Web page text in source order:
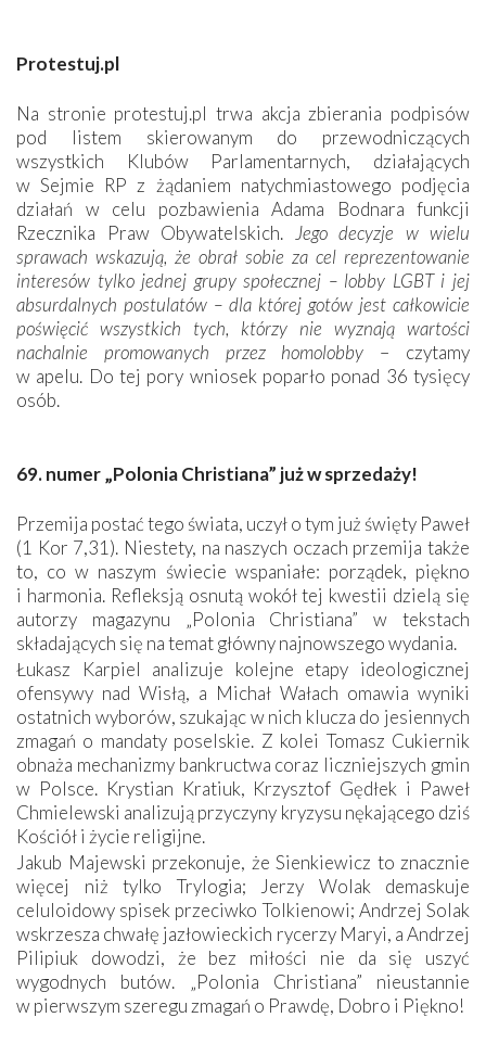
Protestuj.pl
Na stronie protestuj.pl trwa akcja zbierania podpisów
pod listem skierowanym do przewodniczących
wszystkich Klubów Parlamentarnych, działających
w Sejmie RP z żądaniem natychmiastowego podjęcia
działań w celu pozbawienia Adama Bodnara funkcji
Rzecznika Praw Obywatelskich.
Jego decyzje w wielu
sprawach wskazują, że obrał sobie za cel reprezentowanie
interesów tylko jednej grupy społecznej – lobby LGBT i jej
absurdalnych postulatów – dla której gotów jest całkowicie
poświęcić wszystkich tych, którzy nie wyznają wartości
nachalnie promowanych przez homolobby – czytamy
w apelu. Do tej pory wniosek poparło ponad 36 tysięcy
osób.
69. numer „Polonia Christiana” już w sprzedaży!
Przemija postać tego świata, uczył o tym już święty Paweł
(1 Kor 7,31). Niestety, na naszych oczach przemija także
to, co w naszym świecie wspaniałe: porządek, piękno
i harmonia. Refleksją osnutą wokół tej kwestii dzielą się
autorzy magazynu „Polonia Christiana” w tekstach
składających się na temat główny najnowszego wydania.
Łukasz Karpiel analizuje kolejne etapy ideologicznej
ofensywy nad Wisłą, a Michał Wałach omawia wyniki
ostatnich wyborów, szukając w nich klucza do jesiennych
zmagań o mandaty poselskie. Z kolei Tomasz Cukiernik
obnaża mechanizmy bankructwa coraz liczniejszych gmin
w Polsce. Krystian Kratiuk, Krzysztof Gędłek i Paweł
Chmielewski analizują przyczyny kryzysu nękającego dziś
Kościół i życie religijne.
Jakub Majewski przekonuje, że Sienkiewicz to znacznie
więcej niż tylko Trylogia; Jerzy Wolak demaskuje
celuloidowy spisek przeciwko Tolkienowi; Andrzej Solak
wskrzesza chwałę jazłowieckich rycerzy Maryi, a Andrzej
Pilipiuk dowodzi, że bez miłości nie da się uszyć
wygodnych butów. „Polonia Christiana” nieustannie
w pierwszym szeregu zmagań o Prawdę, Dobro i Piękno!